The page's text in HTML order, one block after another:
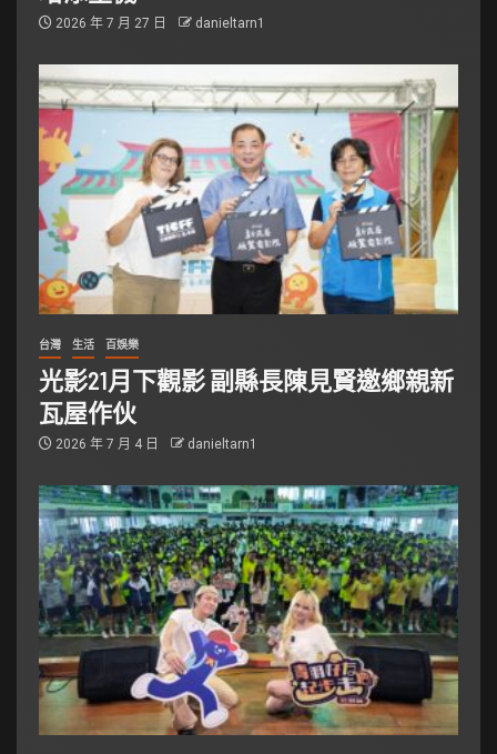
2026 年 7 月 27 日 danieltarn1
台灣 生活 百娛樂
光影21月下觀影 副縣長陳見賢邀鄉親新
瓦屋作伙
2026 年 7 月 4 日 danieltarn1